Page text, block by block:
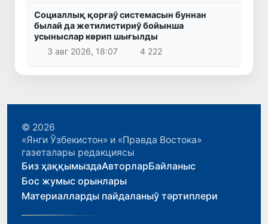
Социаллық қорғаў системасын буннан
былай да жетилистириў бойынша
усыныслар көрип шығылды
3 авг 2026, 18:07
4 222
© 2026
«Янги Ўзбекистон» и «Правда Востока»
газеталары редакциясы
Биз ҳаққымыздаАвторларБайланыс
Бос жумыс орынлары
Материалларды пайдаланыў тәртиплери